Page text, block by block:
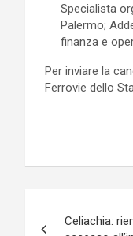
Specialista
Palermo;
finanza e
Per inviare la
Ferrovie dello
Celiachia: